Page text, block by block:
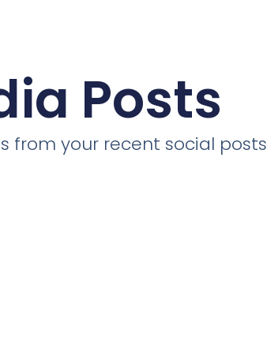
Posts
from your recent social posts